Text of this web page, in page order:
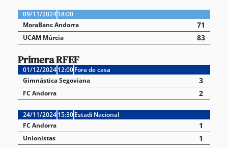
09/11/202418:00
MoraBanc Andorra
71
UCAM Múrcia 83
Primera RFEF
01/12/202412:00Fora de casa
Gimnástica Segoviana
3
FC Andorra 2
24/11/202415:30Estadi Nacional
FC Andorra
1
Unionistas 1